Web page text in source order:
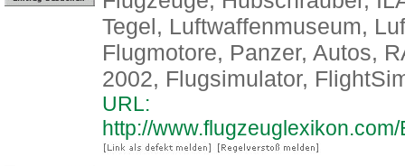
Tegel, Luftwaffenmuseum,
Flugmotore, Panzer, Autos,
2002, Flugsimulator,
URL:
http://